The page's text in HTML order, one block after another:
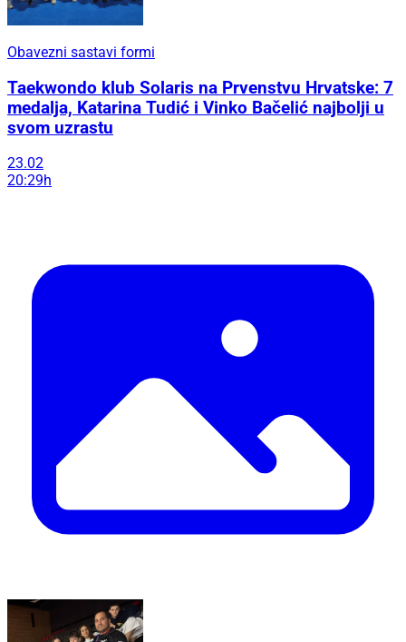
Obavezni sastavi formi
Taekwondo klub Solaris na Prvenstvu Hrvatske: 7
medalja, Katarina Tudić i Vinko Bačelić najbolji u
svom uzrastu
23.02
20:29h